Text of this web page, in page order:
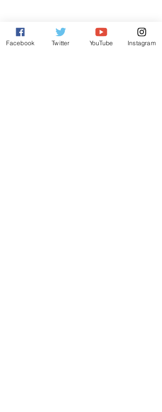
Facebook Twitter YouTube Instagram